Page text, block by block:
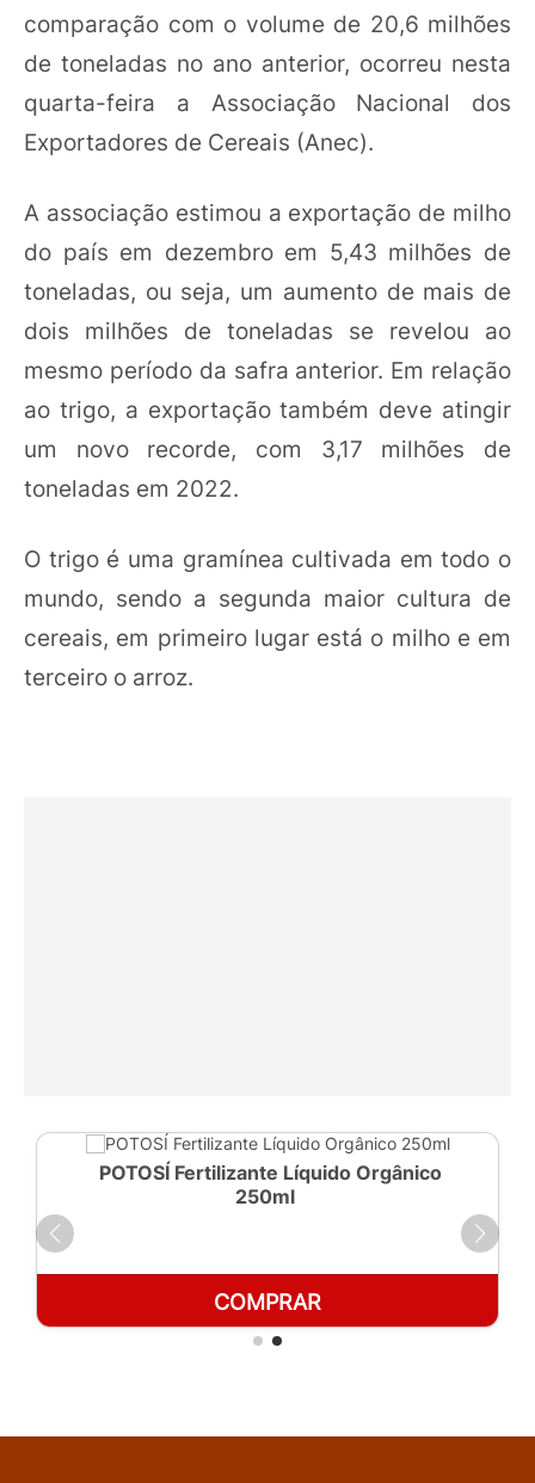
comparação com o volume de 20,6 milhões
de toneladas no ano anterior, ocorreu nesta
quarta-feira a Associação Nacional dos
Exportadores de Cereais (Anec).
A associação estimou a exportação de milho
do país em dezembro em 5,43 milhões de
toneladas, ou seja, um aumento de mais de
dois milhões de toneladas se revelou ao
mesmo período da safra anterior. Em relação
ao trigo, a exportação também deve atingir
um novo recorde, com 3,17 milhões de
toneladas em 2022.
O trigo é uma gramínea cultivada em todo o
mundo, sendo a segunda maior cultura de
cereais, em primeiro lugar está o milho e em
terceiro o arroz.
POTOSÍ Fertilizante Líquido Orgânico
250ml
COMPRAR